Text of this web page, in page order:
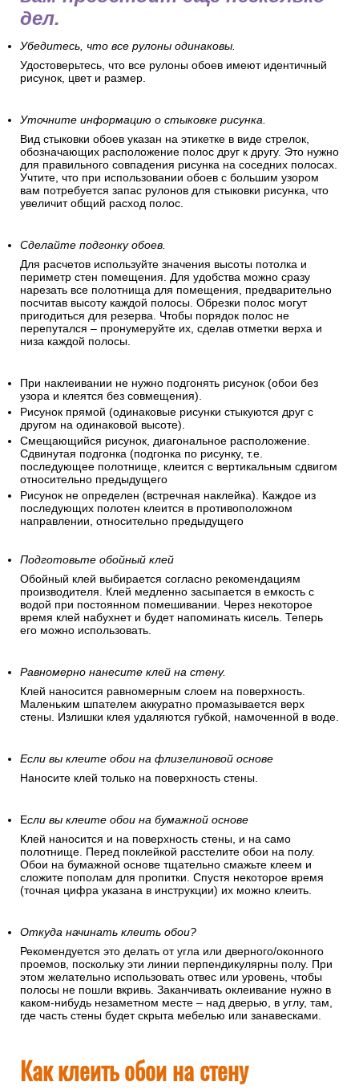
дел.
Убедитесь, что все рулоны одинаковы.
Удостоверьтесь, что все рулоны обоев имеют идентичный
рисунок, цвет и размер.
Уточните информацию о стыковке рисунка.
Вид стыковки обоев указан на этикетке в виде стрелок,
обозначающих расположение полос друг к другу. Это нужно
для правильного совпадения рисунка на соседних полосах.
Учтите, что при использовании обоев с большим узором
вам потребуется запас рулонов для стыковки рисунка, что
увеличит общий расход полос.
Сделайте подгонку обоев.
Для расчетов используйте значения высоты потолка и
периметр стен помещения. Для удобства можно сразу
нарезать все полотнища для помещения, предварительно
посчитав высоту каждой полосы. Обрезки полос могут
пригодиться для резерва. Чтобы порядок полос не
перепутался – пронумеруйте их, сделав отметки верха и
низа каждой полосы.
При наклеивании не нужно подгонять рисунок (обои без
узора и клеятся без совмещения).
Рисунок прямой (одинаковые рисунки стыкуются друг с
другом на одинаковой высоте).
Смещающийся рисунок, диагональное расположение.
Сдвинутая подгонка (подгонка по рисунку, т.е.
последующее полотнище, клеится с вертикальным сдвигом
относительно предыдущего
Рисунок не определен (встречная наклейка). Каждое из
последующих полотен клеится в противоположном
направлении, относительно предыдущего
Подготовьте обойный клей
Обойный клей выбирается согласно рекомендациям
производителя. Клей медленно засыпается в емкость с
водой при постоянном помешивании. Через некоторое
время клей набухнет и будет напоминать кисель. Теперь
его можно использовать.
Равномерно нанесите клей на стену.
Клей наносится равномерным слоем на поверхность.
Маленьким шпателем аккуратно промазывается верх
стены. Излишки клея удаляются губкой, намоченной в воде.
Если вы клеите обои на флизелиновой основе
Наносите клей только на поверхность стены.
Если вы клеите обои на бумажной основе
Клей наносится и на поверхность стены, и на само
полотнище. Перед поклейкой расстелите обои на полу.
Обои на бумажной основе тщательно смажьте клеем и
сложите пополам для пропитки. Спустя некоторое время
(точная цифра указана в инструкции) их можно клеить.
Откуда начинать клеить обои?
Рекомендуется это делать от угла или дверного/оконного
проемов, поскольку эти линии перпендикулярны полу. При
этом желательно использовать отвес или уровень, чтобы
полосы не пошли вкривь. Заканчивать оклеивание нужно в
каком-нибудь незаметном месте – над дверью, в углу, там,
где часть стены будет скрыта мебелью или занавесками.
Как клеить обои на стену